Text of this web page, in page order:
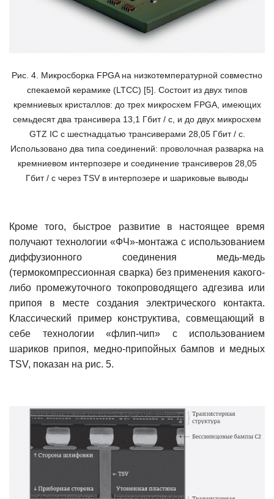
Рис. 4. Микросборка FPGA на низкотемпературной совместно
спекаемой керамике (LTCC) [5]. Состоит из двух типов
кремниевых кристаллов: до трех микросхем FPGA, имеющих
семьдесят два трансивера 13,1 Гбит / с, и до двух микросхем
GTZ IC с шестнадцатью трансиверами 28,05 Гбит / с.
Использовано два типа соединений: проволочная разварка на
кремниевом интерпозере и соединение трансиверов 28,05
Гбит / с через TSV в интерпозере и шариковые выводы
Кроме того, быстрое развитие в настоящее время
получают технологии «ФЧ»-монтажа с использованием
диффузионного соединения медь-медь
(термокомпрессионная сварка) без применения какого-
либо промежуточного токопроводящего адгезива или
припоя в месте создания электрического контакта.
Классический пример конструктива, совмещающий в
себе технологии «флип-чип» с использованием
шариков припоя, медно-припойных бампов и медных
TSV, показан на рис. 5.